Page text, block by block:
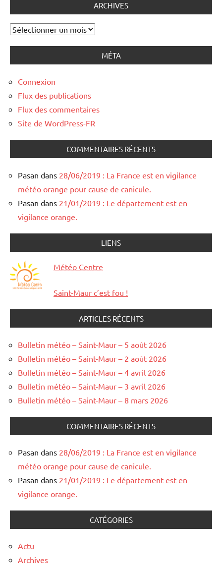
ARCHIVES
Archives
MÉTA
Connexion
Flux des publications
Flux des commentaires
Site de WordPress-FR
COMMENTAIRES RÉCENTS
Pasan dans 28/06/2019 : La France est en vigilance
météo orange pour cause de canicule.
Pasan dans 21/01/2019 : Le département est en
vigilance orange.
LIENS
Météo Centre
Saint-Maur c’est fou !
ARTICLES RÉCENTS
Bulletin météo – Saint-Maur – 5 août 2026
Bulletin météo – Saint-Maur – 2 août 2026
Bulletin météo – Saint-Maur – 4 avril 2026
Bulletin météo – Saint-Maur – 3 avril 2026
Bulletin météo – Saint-Maur – 8 mars 2026
COMMENTAIRES RÉCENTS
Pasan dans 28/06/2019 : La France est en vigilance
météo orange pour cause de canicule.
Pasan dans 21/01/2019 : Le département est en
vigilance orange.
CATÉGORIES
Actu
Archives